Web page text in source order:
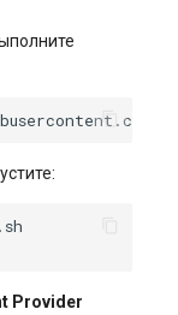
Provider